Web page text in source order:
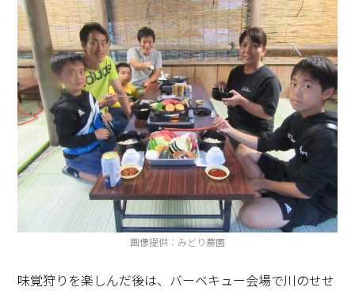
画像提供：みどり農園
味覚狩りを楽しんだ後は、バーベキュー会場で川のせせ